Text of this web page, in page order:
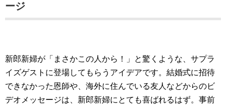
ージ
新郎新婦が「まさかこの人から！」と驚くような、サプラ
イズゲストに登場してもらうアイデアです。結婚式に招待
できなかった恩師や、海外に住んでいる友人などからのビ
デオメッセージは、新郎新婦にとても喜ばれるはず。事前